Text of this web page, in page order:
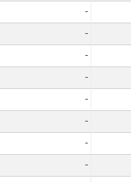
-
-
-
-
-
-
-
-